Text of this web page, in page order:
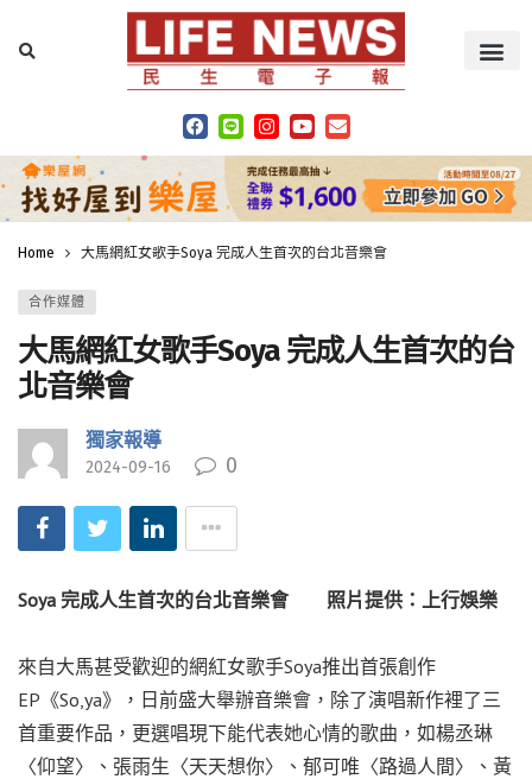
Home 大馬網紅女歌手Soya 完成人生首次的台北音樂會
合作媒體
大馬網紅女歌手Soya 完成人生首次的台
北音樂會
獨家報導
2024-09-16 0
Soya 完成人生首次的台北音樂會 照片提供：上行娛樂
來自大馬甚受歡迎的網紅女歌手Soya推出首張創作
EP《So,ya》，日前盛大舉辦音樂會，除了演唱新作裡了三
首重要作品，更選唱現下能代表她心情的歌曲，如楊丞琳
〈仰望〉、張雨生〈天天想你〉、郁可唯〈路過人間〉、黃